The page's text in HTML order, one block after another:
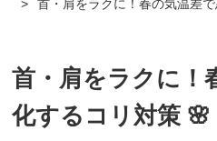
首・肩をラクに！春の気温差
首・肩をラクに！
化するコリ対策 🌸